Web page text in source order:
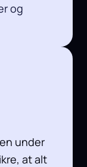
og
under
at alt